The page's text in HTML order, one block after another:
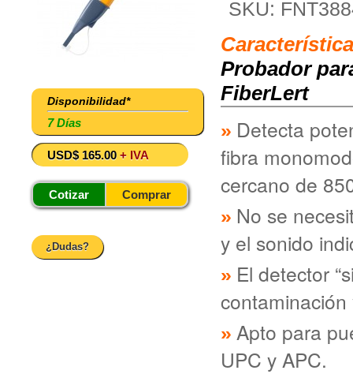
Disponibilidad*
7 Días
USD$ 165.00 + IVA
Cotizar Comprar
¿Dudas?
SKU:
Probador
FiberLert
Detecta
fibra
cercano de
No se
y el sonido
El detector
Apto para
UPC y APC.